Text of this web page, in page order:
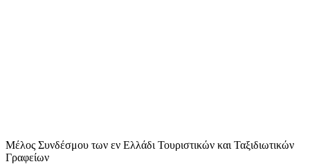
Μέλος Συνδέσμου των εν Ελλάδι Τουριστικών και Ταξιδιωτικών
Γραφείων